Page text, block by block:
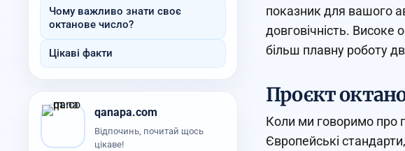
Чому важливо знати своє
октанове число?
Цікаві факти
qanapa.com
Відпочинь, почитай щось
цікаве!
показник для вашого
довговічність.
більш плавну роботу
Проєкт
Коли ми говоримо про
Європейські